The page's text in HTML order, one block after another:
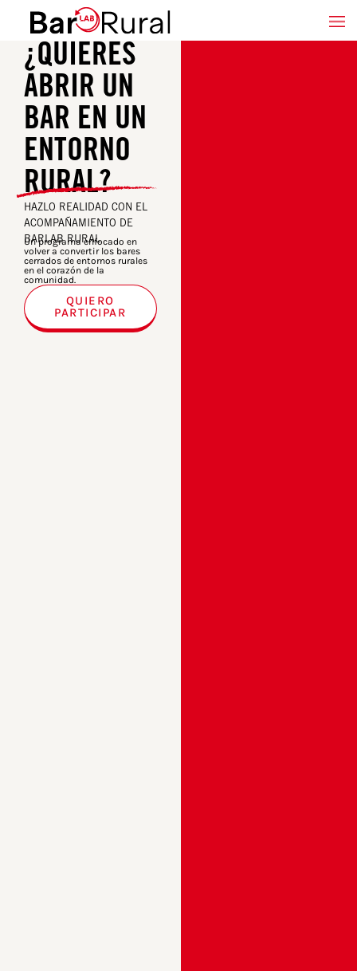
¿QUIERES
ABRIR UN
BAR EN UN
ENTORNO
RURAL?
HAZLO REALIDAD CON EL
ACOMPAÑAMIENTO DE
BARLAB RURAL
Un programa enfocado en
volver a convertir los bares
cerrados de entornos rurales
en el corazón de la
comunidad.
QUIERO
PARTICIPAR